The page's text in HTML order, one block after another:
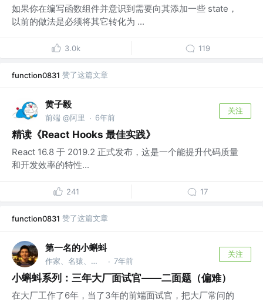
如果你在编写函数组件并意识到需要向其添加一些 state，
以前的做法是必须将其它转化为 ...
3.0k 119
function0831 赞了这篇文章
黄子毅
前端 @阿里 · 6年前
关注
精读《React Hooks 最佳实践》
React 16.8 于 2019.2 正式发布，这是一个能提升代码质量
和开发效率的特性...
241 17
function0831 赞了这篇文章
第一名的小蝌蚪
作家、名猿、吊丝 @BAT · 7年前
关注
小蝌蚪系列：三年大厂面试官——二面题（偏难）
在大厂工作了6年，当了3年的前端面试官，把大厂常问的